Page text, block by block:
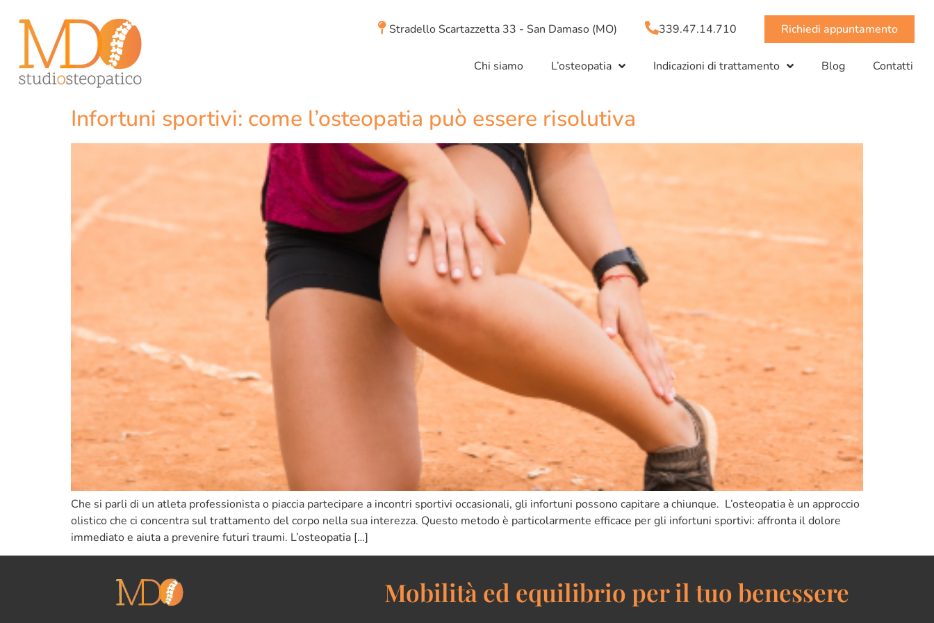
Stradello Scartazzetta 33 - San Damaso (MO) 339.47.14.710 Richiedi appuntamento
Chi siamo L’osteopatia Indicazioni di trattamento Blog Contatti
Infortuni sportivi: come l’osteopatia può essere risolutiva
Che si parli di un atleta professionista o piaccia partecipare a incontri sportivi occasionali, gli infortuni possono capitare a chiunque. L’osteopatia è un approccio
olistico che ci concentra sul trattamento del corpo nella sua interezza. Questo metodo è particolarmente efficace per gli infortuni sportivi: affronta il dolore
immediato e aiuta a prevenire futuri traumi. L’osteopatia […]
Mobilità ed equilibrio per il tuo benessere